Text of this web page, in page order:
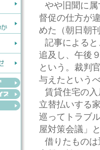
やや旧聞に
督促の仕方が
めた（朝日朝
記事による
追及し、午後
という。裁判
与えたという
賃貸住宅の
立替払いする
巡ってトラブ
屋対策会議」
借りたもの